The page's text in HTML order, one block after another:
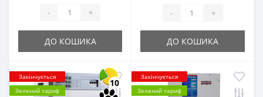
- +
ДО КОШИКА
- +
ДО КОШИКА
Закінчується
Зелений тариф
10
Закінчується
Зелений тариф